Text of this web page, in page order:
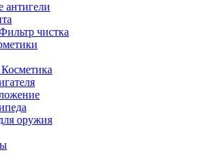
антигели
чистка
оружия